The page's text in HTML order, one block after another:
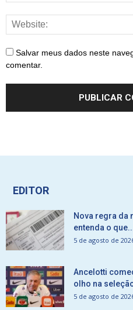
Salvar meus dados neste
comentar.
EDITOR
Nova regra da
entenda o
5 de agosto de
Ancelotti
olho na
5 de agosto de